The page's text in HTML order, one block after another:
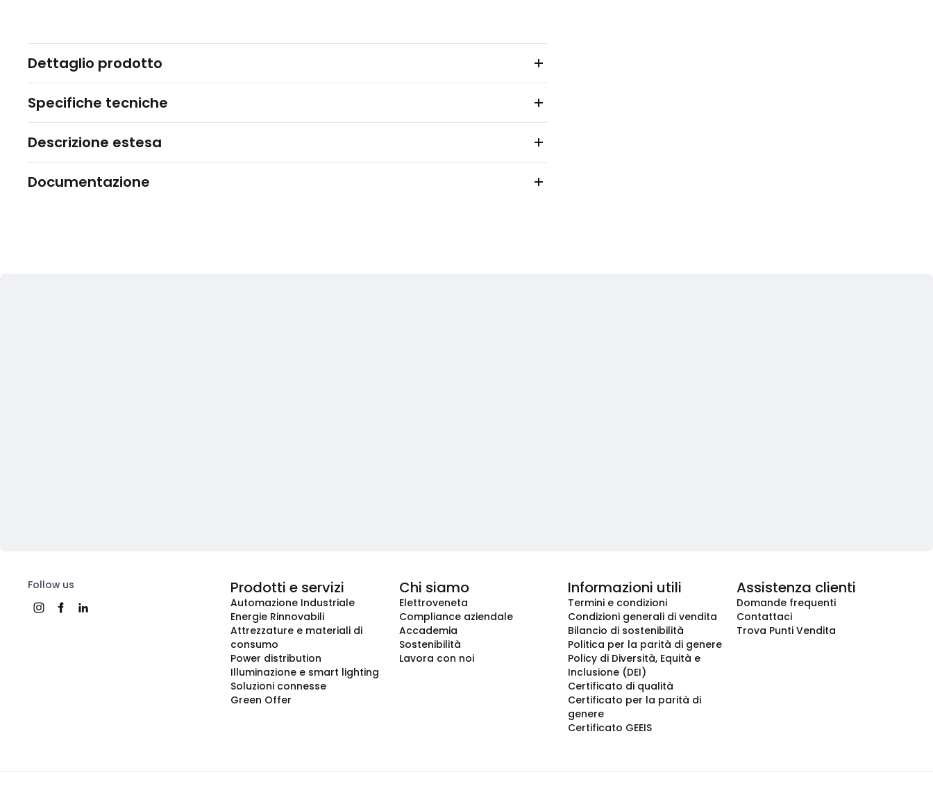
Dettaglio prodotto
Specifiche tecniche
Descrizione estesa
Documentazione
Follow us Prodotti e servizi
Automazione Industriale
Energie Rinnovabili
Attrezzature e materiali di
consumo
Power distribution
Illuminazione e smart lighting
Soluzioni connesse
Green Offer
Chi siamo
Elettroveneta
Compliance aziendale
Accademia
Sostenibilità
Lavora con noi
Informazioni utili
Termini e condizioni
Condizioni generali di vendita
Bilancio di sostenibilità
Politica per la parità di genere
Policy di Diversità, Equità e
Inclusione (DEI)
Certificato di qualità
Certificato per la parità di
genere
Certificato GEEIS
Assistenza clienti
Domande frequenti
Contattaci
Trova Punti Vendita